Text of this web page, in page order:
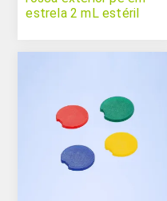
estrela 2 mL estéril